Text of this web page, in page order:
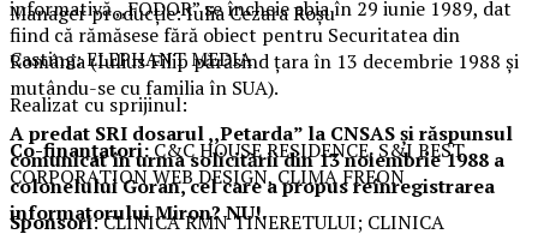
informativă ,,FODOR” se încheie abia în 29 iunie 1989, dat
fiind că rămăsese fără obiect pentru Securitatea din
România (Iulius Filip părăsind țara în 13 decembrie 1988 și
mutându-se cu familia în SUA).
A predat SRI dosarul ,,Petarda” la CNSAS și răspunsul
comunicat în urma solicitării din 13 noiembrie 1988 a
colonelului Goran, cel care a propus reînregistrarea
informatorului Miron? NU!.
Manager producție: Iulia Cezara Roșu
Casting: ELEPHANT MEDIA
Realizat cu sprijinul:
Co-finanțatori: C&C HOUSE RESIDENCE, S&I BEST
CORPORATION WEB DESIGN, CLIMA FREON
Sponsori: CLINICA RMN TINERETULUI; CLINICA